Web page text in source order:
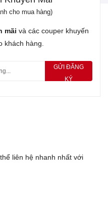
cho mua hàng)
mãi và các couper khuyến
khách hàng.
GỬI ĐĂNG
KÝ
liên hệ nhanh nhất với